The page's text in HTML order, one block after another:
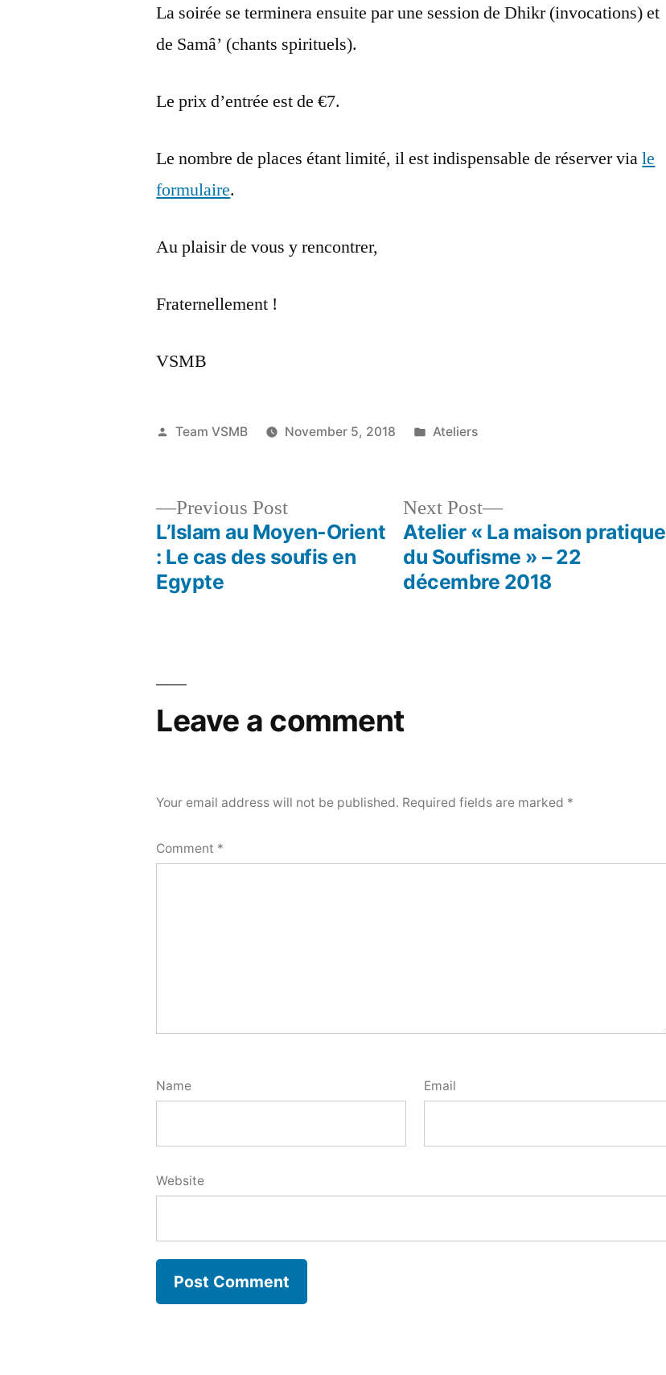
La soirée se terminera ensuite par une session de Dhikr (invocations) et
de Samâ’ (chants spirituels).
Le prix d’entrée est de €7.
Le nombre de places étant limité, il est indispensable de réserver viale
formulaire.
Au plaisir de vous y rencontrer,
Fraternellement !
VSMB
Posted
Team VSMB November 5, 2018
Posted
Ateliers
navigation
Previous PostPrevious
post:
L’Islam au Moyen-Orient
: Le cas des soufis en
Egypte
Next Post
Next
post:
Atelier « La maison pratique
du Soufisme » – 22
décembre 2018
Leave a comment
Your email address will not be published. Required fields are marked *
Comment *
Name Email
Website